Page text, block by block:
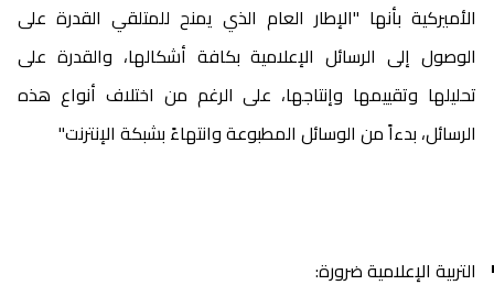
الأميركية بأنها "الإطار العام الذي يمنح للمتلقي القدرة على
الوصول إلى الرسائل الإعلامية بكافة أشكالها، والقدرة على
تحليلها وتقييمها وإنتاجها، على الرغم من اختلاف أنواع هذه
الرسائل، بدءاً من الوسائل المطبوعة وانتهاءً بشبكة الإنترنت"
التربية الإعلامية ضرورة: